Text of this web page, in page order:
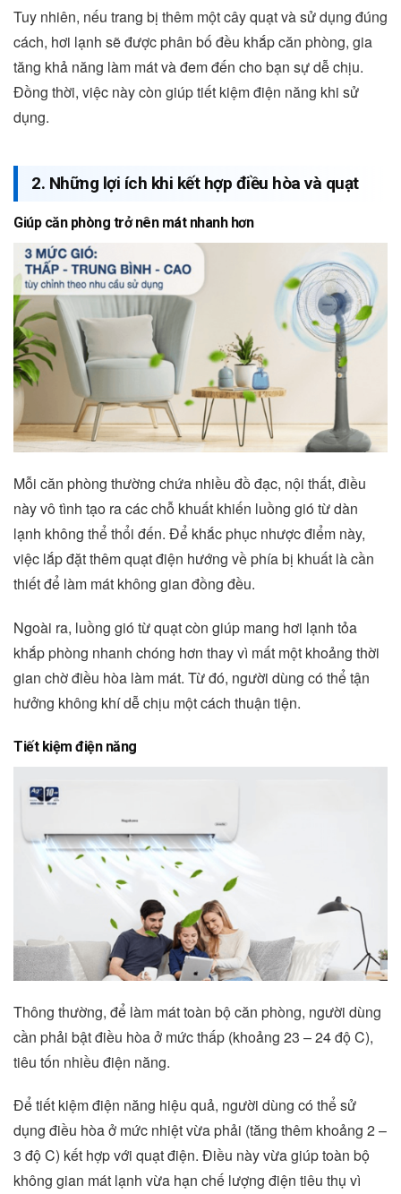
Tuy nhiên, nếu trang bị thêm một cây quạt và sử dụng đúng
cách, hơi lạnh sẽ được phân bố đều khắp căn phòng, gia
tăng khả năng làm mát và đem đến cho bạn sự dễ chịu.
Đồng thời, việc này còn giúp tiết kiệm điện năng khi sử
dụng.
2. Những lợi ích khi kết hợp điều hòa và quạt
Giúp căn phòng trở nên mát nhanh hơn
Mỗi căn phòng thường chứa nhiều đồ đạc, nội thất, điều
này vô tình tạo ra các chỗ khuất khiến luồng gió từ dàn
lạnh không thể thổi đến. Để khắc phục nhược điểm này,
việc lắp đặt thêm quạt điện hướng về phía bị khuất là cần
thiết để làm mát không gian đồng đều.
Ngoài ra, luồng gió từ quạt còn giúp mang hơi lạnh tỏa
khắp phòng nhanh chóng hơn thay vì mất một khoảng thời
gian chờ điều hòa làm mát. Từ đó, người dùng có thể tận
hưởng không khí dễ chịu một cách thuận tiện.
Tiết kiệm điện năng
Thông thường, để làm mát toàn bộ căn phòng, người dùng
cần phải bật điều hòa ở mức thấp (khoảng 23 – 24 độ C),
tiêu tốn nhiều điện năng.
Để tiết kiệm điện năng hiệu quả, người dùng có thể sử
dụng điều hòa ở mức nhiệt vừa phải (tăng thêm khoảng 2 –
3 độ C) kết hợp với quạt điện. Điều này vừa giúp toàn bộ
không gian mát lạnh vừa hạn chế lượng điện tiêu thụ vì